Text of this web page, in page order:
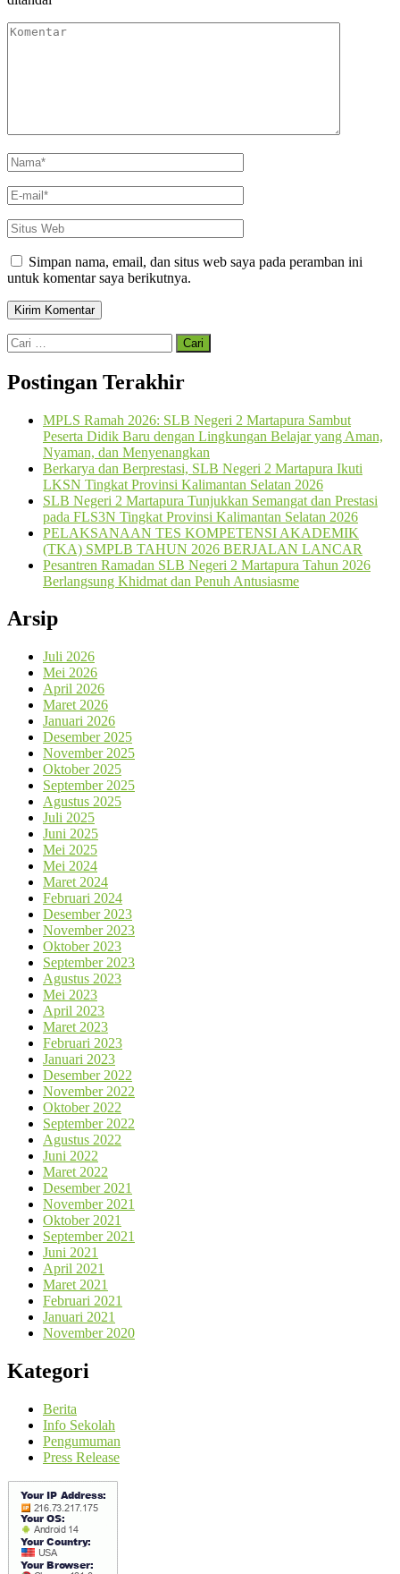
Komentar
Nama*
E-
mail*
Situs
Web
Simpan nama, email, dan situs web saya pada peramban ini
untuk komentar saya berikutnya.
Cari
untuk:
Postingan Terakhir
MPLS Ramah 2026: SLB Negeri 2 Martapura Sambut
Peserta Didik Baru dengan Lingkungan Belajar yang Aman,
Nyaman, dan Menyenangkan
Berkarya dan Berprestasi, SLB Negeri 2 Martapura Ikuti
LKSN Tingkat Provinsi Kalimantan Selatan 2026
SLB Negeri 2 Martapura Tunjukkan Semangat dan Prestasi
pada FLS3N Tingkat Provinsi Kalimantan Selatan 2026
PELAKSANAAN TES KOMPETENSI AKADEMIK
(TKA) SMPLB TAHUN 2026 BERJALAN LANCAR
Pesantren Ramadan SLB Negeri 2 Martapura Tahun 2026
Berlangsung Khidmat dan Penuh Antusiasme
Arsip
Juli 2026
Mei 2026
April 2026
Maret 2026
Januari 2026
Desember 2025
November 2025
Oktober 2025
September 2025
Agustus 2025
Juli 2025
Juni 2025
Mei 2025
Mei 2024
Maret 2024
Februari 2024
Desember 2023
November 2023
Oktober 2023
September 2023
Agustus 2023
Mei 2023
April 2023
Maret 2023
Februari 2023
Januari 2023
Desember 2022
November 2022
Oktober 2022
September 2022
Agustus 2022
Juni 2022
Maret 2022
Desember 2021
November 2021
Oktober 2021
September 2021
Juni 2021
April 2021
Maret 2021
Februari 2021
Januari 2021
November 2020
Kategori
Berita
Info Sekolah
Pengumuman
Press Release